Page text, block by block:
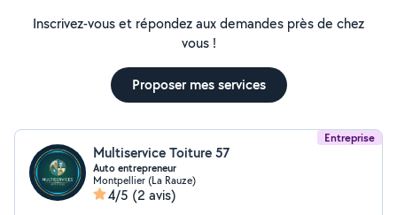
Inscrivez-vous et répondez aux demandes près de chez
vous !
Proposer mes services
Entreprise
Multiservice Toiture 57
Auto entrepreneur
Montpellier (La Rauze)
4/5 (2 avis)